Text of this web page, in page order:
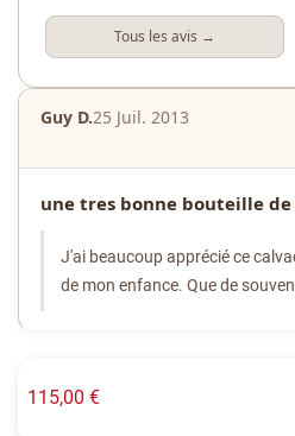
Tous les avis →
Guy D.25 Juil. 2013
une tres bonne bouteille
J'ai beaucoup apprécié ce
de mon enfance. Que de
115,00 €